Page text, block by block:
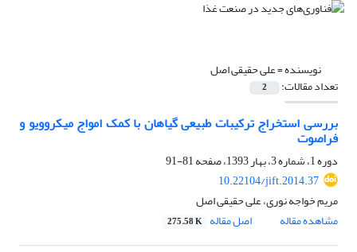
نویسنده =علی حقیقی اصل
تعداد مقالات: 2
بررسی استخراج ترکیبات طبیعی گیاهان با کمک امواج میکروویو و
فراصوت
دوره 1، شماره 3، بهار 1393، صفحه
81-91
10.22104/jift.2014.37
مریم خواجه نوری، علی حقیقی اصل
مشاهده مقاله
اصل مقاله 275.58 K